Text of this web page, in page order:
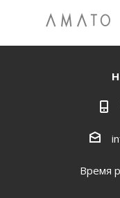
Время